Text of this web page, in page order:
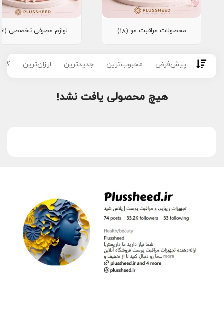
محصولات مراقبت مو (18) لوازم مصرفی تخصصی (16)
پیش‌فرض محبوب‌ترین جدیدترین ارزان‌ترین
هیچ محصولی یافت نشد!